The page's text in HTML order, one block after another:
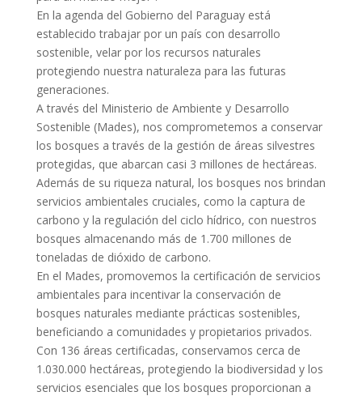
En la agenda del Gobierno del Paraguay está
establecido trabajar por un país con desarrollo
sostenible, velar por los recursos naturales
protegiendo nuestra naturaleza para las futuras
generaciones.
A través del Ministerio de Ambiente y Desarrollo
Sostenible (Mades), nos comprometemos a conservar
los bosques a través de la gestión de áreas silvestres
protegidas, que abarcan casi 3 millones de hectáreas.
Además de su riqueza natural, los bosques nos brindan
servicios ambientales cruciales, como la captura de
carbono y la regulación del ciclo hídrico, con nuestros
bosques almacenando más de 1.700 millones de
toneladas de dióxido de carbono.
En el Mades, promovemos la certificación de servicios
ambientales para incentivar la conservación de
bosques naturales mediante prácticas sostenibles,
beneficiando a comunidades y propietarios privados.
Con 136 áreas certificadas, conservamos cerca de
1.030.000 hectáreas, protegiendo la biodiversidad y los
servicios esenciales que los bosques proporcionan a